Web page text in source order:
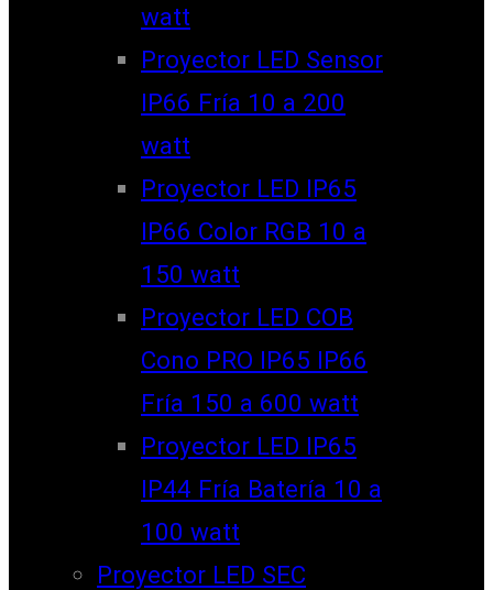
watt
Proyector LED Sensor
IP66 Fría 10 a 200
watt
Proyector LED IP65
IP66 Color RGB 10 a
150 watt
Proyector LED COB
Cono PRO IP65 IP66
Fría 150 a 600 watt
Proyector LED IP65
IP44 Fría Batería 10 a
100 watt
Proyector LED SEC